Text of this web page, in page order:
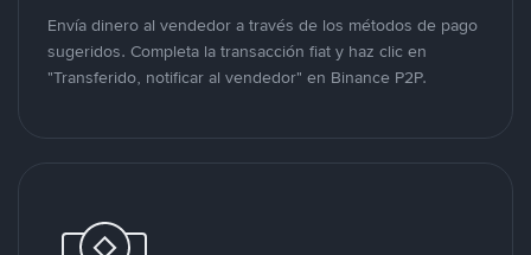
Envía dinero al vendedor a través de los métodos de pago
sugeridos. Completa la transacción fiat y haz clic en
"Transferido, notificar al vendedor" en Binance P2P.